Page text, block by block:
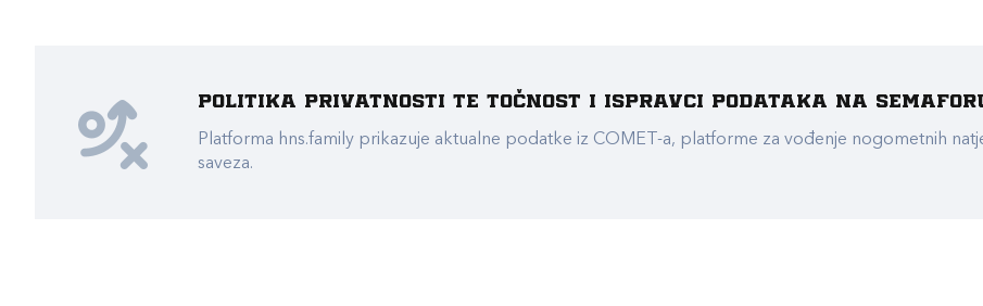
Politika privatnosti te točnost i ispravci podataka na
Platforma hns.family prikazuje aktualne podatke iz COMET-a, platforme za vođenje nogometnih
saveza.